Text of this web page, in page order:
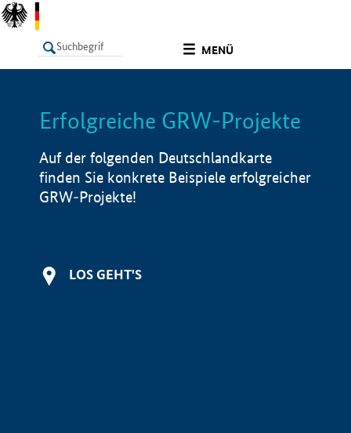
MENÜ
LISTE Info
Erfolgreiche GRW-Projekte
Auf der folgenden Deutschlandkarte
finden Sie konkrete Beispiele erfolgreicher
GRW-Projekte!
LOS GEHT'S